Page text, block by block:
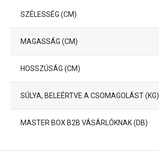
SZÉLESSÉG (CM)
MAGASSÁG (CM)
HOSSZÚSÁG (CM)
SÚLYA, BELEÉRTVE A CSOMAGOLÁST (KG)
MASTER BOX B2B VÁSÁRLÓKNAK (DB)